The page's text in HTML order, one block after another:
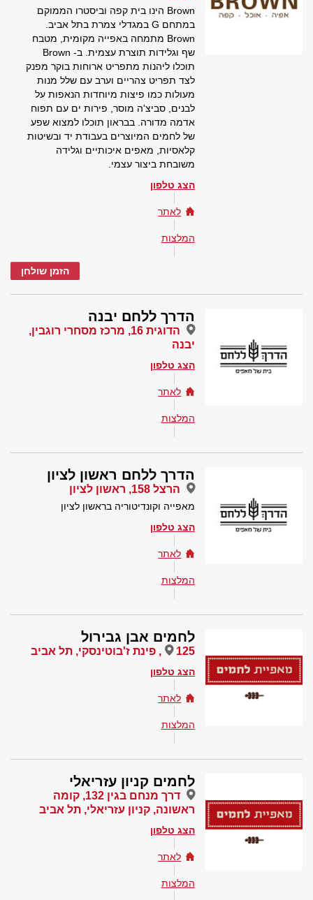
Brown הינו בית קפה וביסטרו הממוקם
במתחם G במגדלי צמרת בתל אביב.
Brown מתמחה באפייה מקומית, מטבח
שף וגלידות תוצרת עצמית. ב- Brown
תוכלו ליהנות מתפריט ארוחות בוקר מפנק
לצד תפריט צהריים וערב עם שלל מנות
מעולות כמו פיצות מיוחדות הנאפות על
לבנים, סביצ'ה מוסר, פירות ים עם תפוח
אדמה מדורה. בבראון תוכלו למצוא שפע
של לחמים המיוצרים בעבודת יד ובשיטות
קלאסיות, מאפים איכותיים וגלידה
משובחת ביצור עצמי.
הצג טלפון
לאתר
המלצות
הזמן שולחן
הדרך ללחם יבנה
הדוגית 16, מרכז מסחרי רוגבין,
יבנה
הצג טלפון
לאתר
המלצות
הדרך ללחם ראשון לציון
הרצל 158, ראשון לציון
מאפייה וקונדיטוריה בראשון לציון
הצג טלפון
לאתר
המלצות
לחמים אבן גבירול
125, פינת ז'בוטינסקי, תל אביב
הצג טלפון
לאתר
המלצות
לחמים קניון עזריאלי
דרך מנחם בגין 132, קומה
ראשונה, קניון עזריאלי, תל אביב
הצג טלפון
לאתר
המלצות